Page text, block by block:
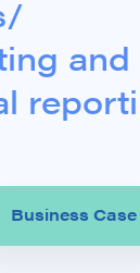
and
Business Case